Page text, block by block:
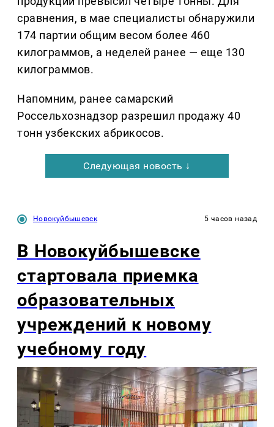
сравнения, в мае специалисты обнаружили
174 партии общим весом более 460
килограммов, а неделей ранее — еще 130
килограммов.
Напомним, ранее самарский
Россельхознадзор разрешил продажу 40
тонн узбекских абрикосов.
Следующая новость ↓
Новокуйбышевск 5 часов назад
В Новокуйбышевске
стартовала приемка
образовательных
учреждений к новому
учебному году